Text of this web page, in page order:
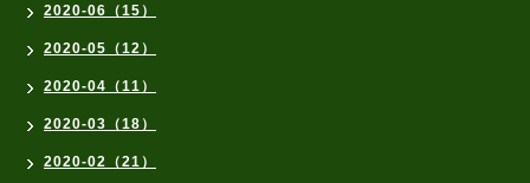
2020-06（15）
2020-05（12）
2020-04（11）
2020-03（18）
2020-02（21）